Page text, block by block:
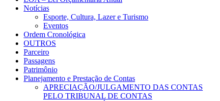
Notícias
Esporte, Cultura, Lazer e Turismo
Eventos
Ordem Cronológica
OUTROS
Parceiro
Passagens
Patrimônio
Planejamento e Prestação de Contas
APRECIAÇÃO/JULGAMENTO DAS CONTAS
PELO TRIBUNAL DE CONTAS